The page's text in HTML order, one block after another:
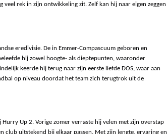
rek in zijn ontwikkeling zit. Zelf kan hij naar eigen zeggen
eredivisie. De in Emmer-Compascuum geboren en
hij zowel hoogte- als dieptepunten, waaronder
keerde hij terug naar zijn eerste liefde DOS, waar aan
op niveau doordat het team zich terugtrok uit de
Up 2. Vorige zomer verraste hij velen met zijn overstap
club uitstekend bij elkaar passen. Met zijn lengte, ervaring en